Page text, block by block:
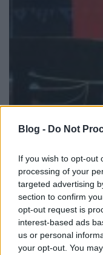
Blog - Do Not
If you wish to opt-out
processing of your
targeted advertising
section to confirm
opt-out request is
interest-based ads
us or personal
your opt-out. You
Különböző
(Dial, 2013) már
Ezúttal talán
előadó inkább a
fordult. Nem
utóbbiak
juttathatják